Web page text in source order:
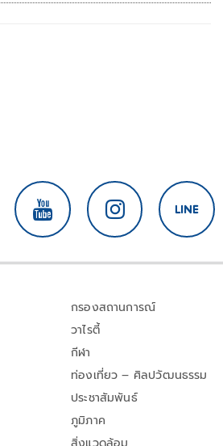
กรองสถานการณ์
วาไรตี้
กีฬา
ท่องเที่ยว – ศิลปวัฒนธรรม
ประชาสัมพันธ์
ภูมิภาค